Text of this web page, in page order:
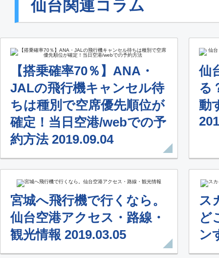
仙台関連コラム
【搭乗確率70％】ANA・
JALの飛行機キャンセル待
ちは種別で空席優先順位が
確定！当日空港/webでの予
約方法 2019.09.04
仙
る
動
宮城へ飛行機で行くなら。
仙台空港アクセス・路線・
観光情報 2019.03.05
ス
ど
ン